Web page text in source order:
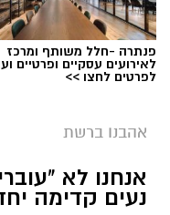
פנתרה -חלל משותף ומרכז
לאירועים עסקיים ופרטיים
לפרטים לחצו >>
אהבנו ברשת
אנחנו לא
נעים קדימה